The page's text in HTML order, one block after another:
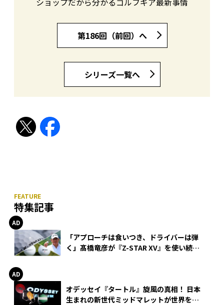
第186回（前回）へ
シリーズ一覧へ
特集記事
「アプローチは食いつき、ドライバーは弾
く」髙橋竜彦が『Z-STAR XV』を使い続け
オデッセイ『タートル』旋風の真相！ 日本
生まれの新世代ミッドマレットが世界を席